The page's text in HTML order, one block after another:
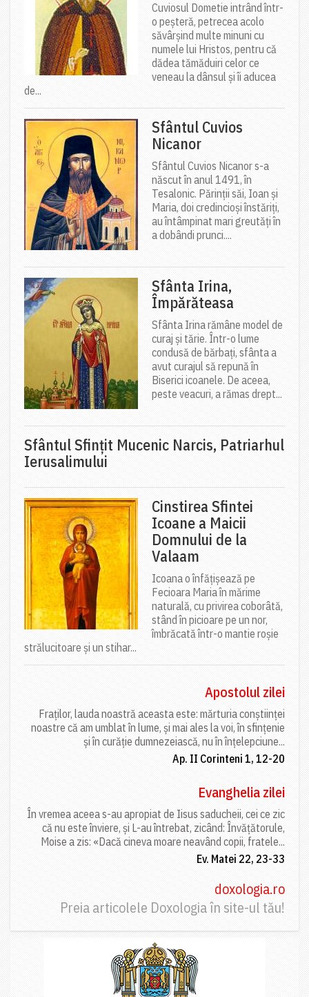
Cuviosul Dometie intrând într-
o peșteră, petrecea acolo
săvârșind multe minuni cu
numele lui Hristos, pentru că
dădea tămăduiri celor ce
veneau la dânsul și îi aducea
de...
Sfântul Cuvios
Nicanor
Sfântul Cuvios Nicanor s-a
născut în anul 1491, în
Tesalonic. Părinții săi, Ioan și
Maria, doi credincioși înstăriți,
au întâmpinat mari greutăți în
a dobândi prunci....
Sfânta Irina,
Împărăteasa
Sfânta Irina rămâne model de
curaj și tărie. Într-o lume
condusă de bărbați, sfânta a
avut curajul să repună în
Biserici icoanele. De aceea,
peste veacuri, a rămas drept...
Sfântul Sfinţit Mucenic Narcis, Patriarhul
Ierusalimului
Cinstirea Sfintei
Icoane a Maicii
Domnului de la
Valaam
Icoana o înfățișează pe
Fecioara Maria în mărime
naturală, cu privirea coborâtă,
stând în picioare pe un nor,
îmbrăcată într-o mantie roșie
strălucitoare și un stihar...
Apostolul zilei
Fraților, lauda noastră aceasta este: mărturia conștiinței
noastre că am umblat în lume, și mai ales la voi, în sfințenie
și în curăție dumnezeiască, nu în înțelepciune...
Ap. II Corinteni 1, 12-20
Evanghelia zilei
În vremea aceea s-au apropiat de Iisus saducheii, cei ce zic
că nu este înviere, și L-au întrebat, zicând: Învățătorule,
Moise a zis: «Dacă cineva moare neavând copii, fratele...
Ev. Matei 22, 23-33
doxologia.ro
Preia articolele Doxologia în site-ul tău!